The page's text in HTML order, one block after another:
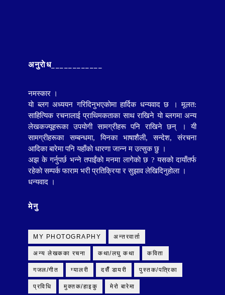
अनुराेध____________
नमस्कार ।
याे ब्लग अध्ययन गरिदिनुभएकाेमा हार्दिक धन्यवाद छ । मूलत:
साहित्यिक रचनालाई प्राथिमकताका साथ राखिने याे ब्लगमाअन्य
लेखकज्यूहरूकाउपयाेगी सामग्रीहरू पनि राखिने छन् । यी
सामग्रीहरूका सम्बन्धमा, यिनका भाषाशैली, सन्देश, संरचना
आदिका बारेमा पनि यहाँकाे धारणा जान्न म उत्सुक छु ।
अझ के गर्नुपर्छ भन्ने तपाईंकाे मनमा लागेकाे छ ? यसको दायाँतर्फ
रहेकाे सम्पर्क फाराम भरी प्रतिक्रिया र सुझाव लेखिदिनुहाेला ।
धन्यवाद ।
मेनु
MY PHOTOGRAPHY अन्तरवार्ता
अन्य लेखकका रचना कथा/लघु कथा कविता
गजल/गीत ग्यालरी दसैँ डायरी पुस्तक/पत्रिका
प्रविधि मुक्तक/हाइकु मेराे बारेमा